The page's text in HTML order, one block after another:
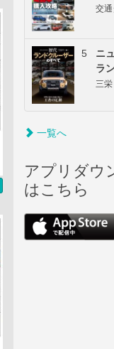
交
5
ニ
ラ
三栄
一覧へ
アプリダウ
はこちら